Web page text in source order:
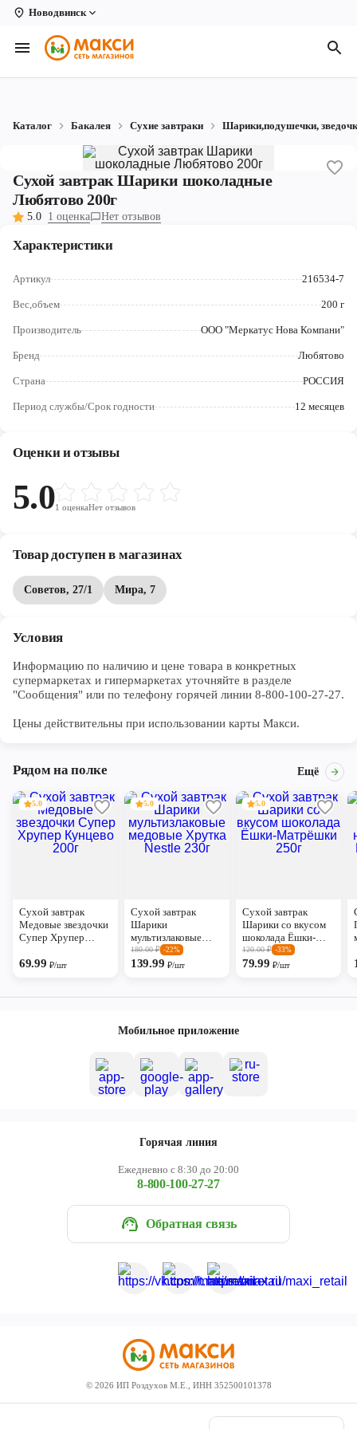
Новодвинск
Вологда
Архангельск
Кирово-Чепецк
Коряжма
Рыбинск
Северодвинск
Череповец
Каталог Бакалея Сухие завтраки Шарики,подушечки,
Сухой завтрак Шарики шоколадные
Любятово 200г
5.0 1 оценка Нет отзывов
Характеристики
Артикул 216534-7
Вес,объем 200 г
Производитель ООО "Меркатус Нова Компани"
Бренд Любятово
Страна РОССИЯ
Период службы/Срок годности 12 месяцев
Оценки и отзывы
5.01 оценкаНет отзывов
Товар доступен в магазинах
Советов, 27/1 Мира, 7
Условия
Информацию по наличию и цене товара в конкретных
супермаркетах и гипермаркетах уточняйте в разделе
"Сообщения" или по телефону горячей линии 8-800-100-27-27.
Цены действительны при использовании карты Макси.
Рядом на полке Ещё
5.0
Сухой завтрак
Медовые звездочки
Супер Хрупер
69.99₽/шт
5.0
Сухой завтрак
Шарики
мультизлаковые
медовые Хрутка
Nestle 230г
180.00₽ -22%
139.99 ₽/шт
5.0
Сухой завтрак
Шарики со вкусом
шоколада Ёшки-
Матрёшки 250г
120.00₽ -33%
79.99₽/шт
Мобильное приложение
Горячая линия
Ежедневно с 8:30 до 20:00
8-800-100-27-27
Обратная связь
© 2026 ИП Роздухов М.Е., ИНН 352500101378